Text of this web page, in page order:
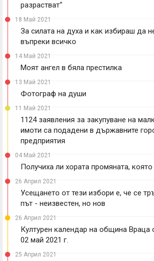
разрастват“
18 Май 2021
За силата на духа и как избираш да
въпреки всичко
14 Май 2021
Моят ангел в бяла престилка
13 Май 2021
Фотограф на души
11 Май 2021
1124 заявления за закупуване на
имоти са подадени в държавните
предприятия
04 Май 2021
Получиха ли хората промяната, която
26 Април 2021
Усещането от тези избори е, че се
път - неизвестен, но нов
26 Април 2021
Културен календар на община Враца
02 май 2021 г.
25 Април 2021